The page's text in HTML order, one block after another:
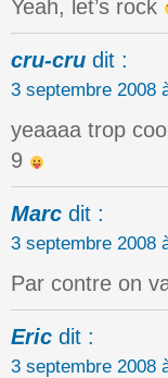
Yeah, let’s rock
cru-cru dit :
3 septembre 2008
yeaaaa trop
9
Marc dit :
3 septembre 2008
Par contre on
Eric dit :
3 septembre 2008